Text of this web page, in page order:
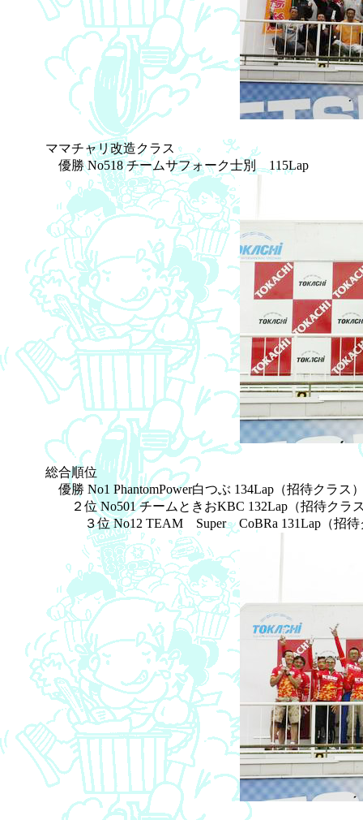
ママチャリ改造クラス
優勝 No518 チームサフォーク士別 115Lap
総合順位
優勝 No1 PhantomPower白つぶ 134Lap（招待クラス
２位 No501 チームときおKBC 132Lap（招待クラ
３位 No12 TEAM Super CoBRa 131Lap（招待